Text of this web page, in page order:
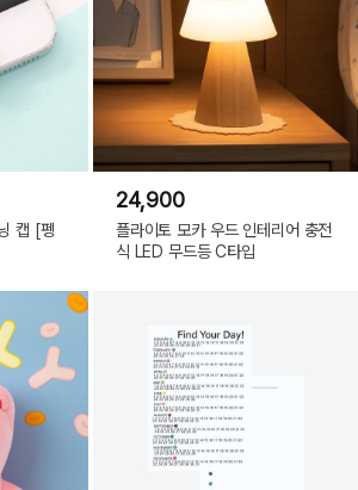
캡 [펭
24,900
플라이토 모카 우드 인테리어 충전
식 LED 무드등 C타입